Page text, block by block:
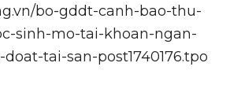
bo-gddt-canh-bao-thu-
sinh-mo-tai-khoan-ngan-
tai-san-post1740176.tpo